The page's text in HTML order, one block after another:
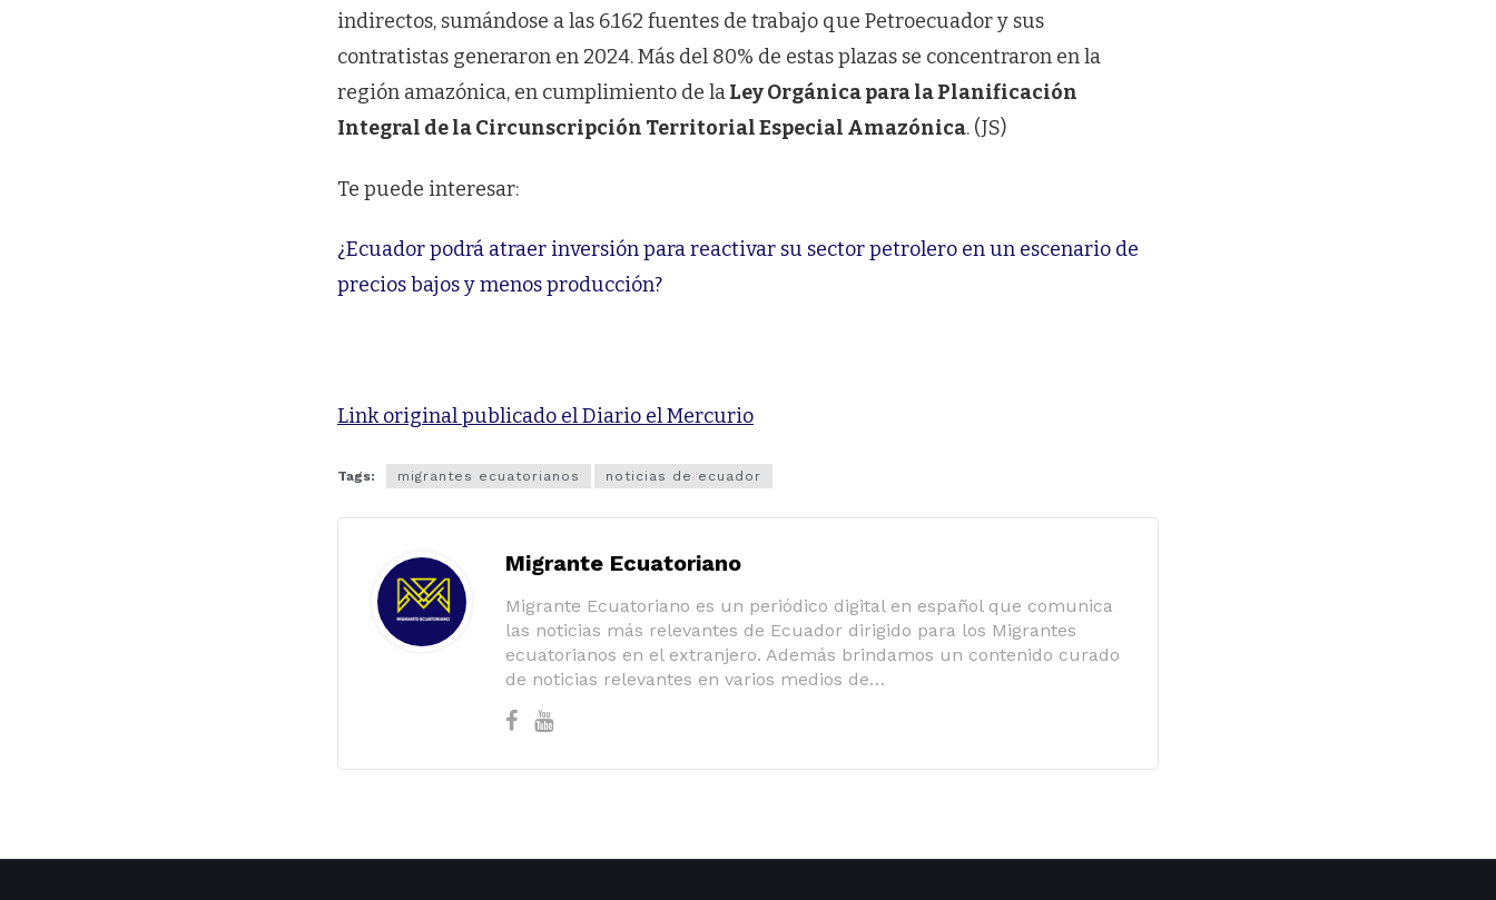
indirectos, sumándose a las 6.162 fuentes de trabajo que Petroecuador y sus
contratistas generaron en 2024. Más del 80% de estas plazas se concentraron en la
región amazónica, en cumplimiento de laLey Orgánica para la Planificación
Integral de la Circunscripción Territorial Especial Amazónica. (JS)
Te puede interesar:
¿Ecuador podrá atraer inversión para reactivar su sector petrolero en un escenario de
precios bajos y menos producción?
Link original publicado el Diario el Mercurio
Tags: migrantes ecuatorianos noticias de ecuador
Migrante Ecuatoriano
Migrante Ecuatoriano es un periódico digital en español que comunica
las noticias más relevantes de Ecuador dirigido para los Migrantes
ecuatorianos en el extranjero. Además brindamos un contenido curado
de noticias relevantes en varios medios de…